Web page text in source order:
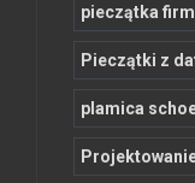
pieczątka
Pieczątki z
plamica